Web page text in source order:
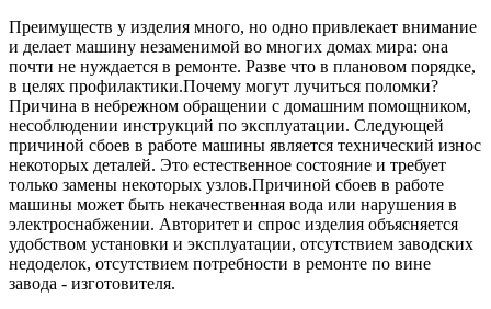
Преимуществ у изделия много, но одно привлекает внимание
и делает машину незаменимой во многих домах мира: она
почти не нуждается в ремонте. Разве что в плановом порядке,
в целях профилактики.Почему могут лучиться поломки?
Причина в небрежном обращении с домашним помощником,
несоблюдении инструкций по эксплуатации. Следующей
причиной сбоев в работе машины является технический износ
некоторых деталей. Это естественное состояние и требует
только замены некоторых узлов.Причиной сбоев в работе
машины может быть некачественная вода или нарушения в
электроснабжении. Авторитет и спрос изделия объясняется
удобством установки и эксплуатации, отсутствием заводских
недоделок, отсутствием потребности в ремонте по вине
завода - изготовителя.